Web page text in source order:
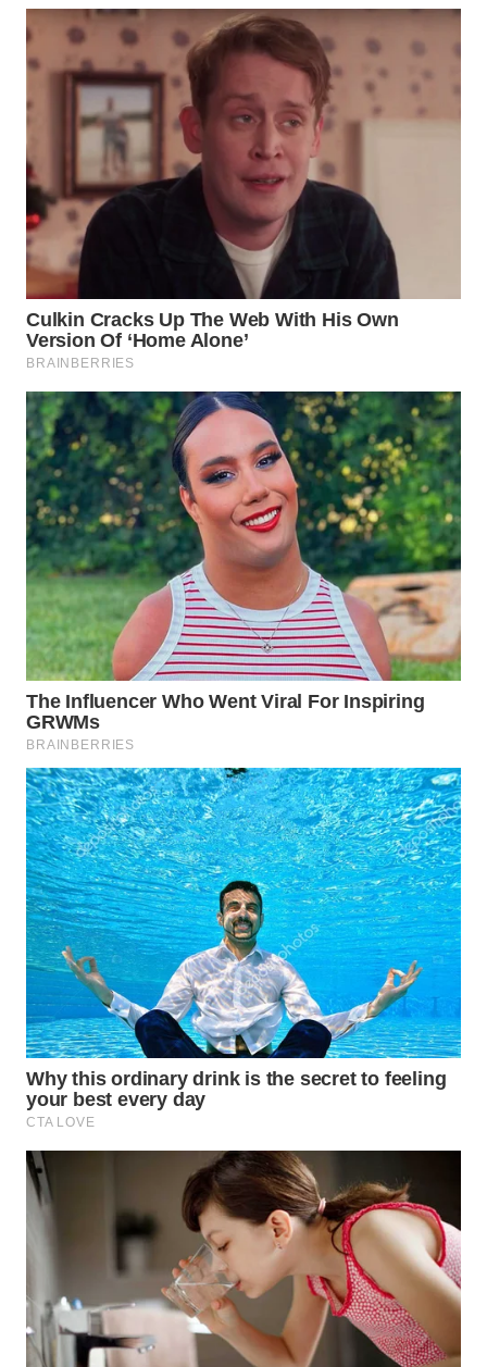
WN DELI
SERDANG
WN
TEBING
TINGGI
WN
PAKPAK
WN
KARAWANG
WN
BEKASI
WN
BOGOR
WN
DEPOK
WN
TAPANULI
UTARA
WN
SAMOSIR
WN
PADANG
LAWAS
WN
SUMEDANG
WN
CIANJUR
WN
KEPULAUAN
SERIBU
TANGERANG
WN
CIREBON